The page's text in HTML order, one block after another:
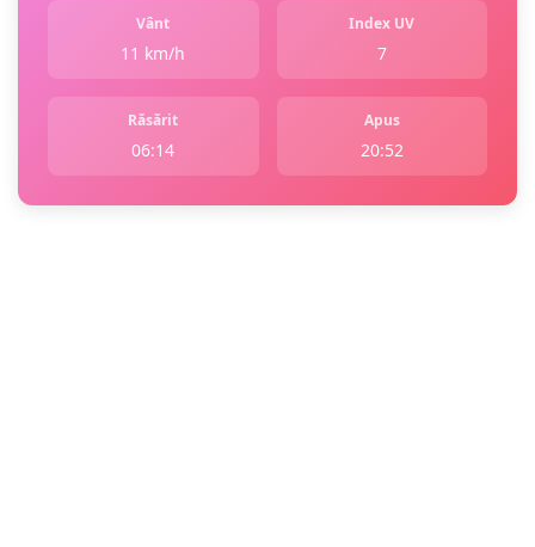
Vânt
11 km/h
Index UV
7
Răsărit
06:14
Apus
20:52